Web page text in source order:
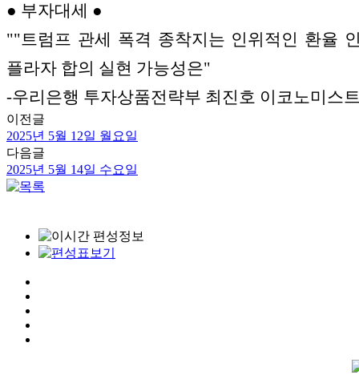
● 부자대세 ●
""트럼프 관세 폭격 종착지는 인위적인 환율
플라자 합의 실현 가능성은"
-우리은행 투자상품전략부 최진호 이코노미스
이전글
2025년 5월 12일 월요일
다음글
2025년 5월 14일 수요일